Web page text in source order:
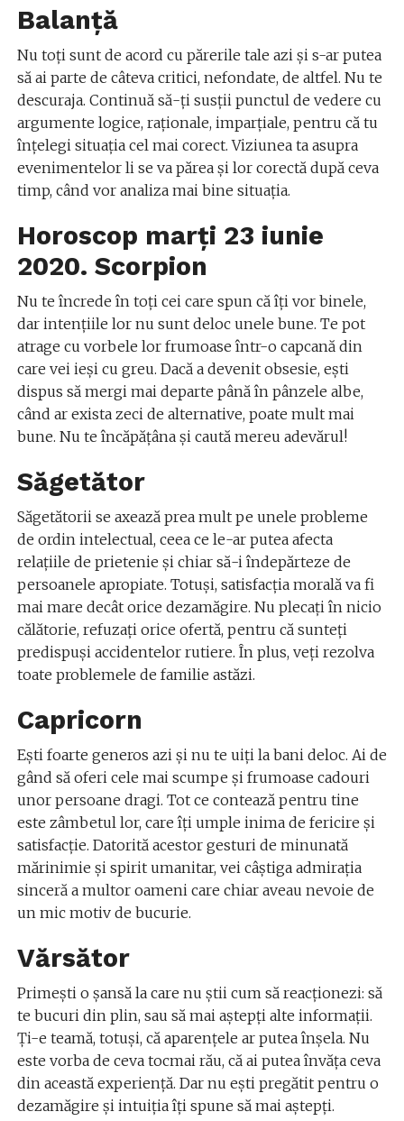
Balanță
Nu toți sunt de acord cu părerile tale azi și s-ar putea
să ai parte de câteva critici, nefondate, de altfel. Nu te
descuraja. Continuă să-ţi susţii punctul de vedere cu
argumente logice, raţionale, imparţiale, pentru că tu
înţelegi situaţia cel mai corect. Viziunea ta asupra
evenimentelor li se va părea și lor corectă după ceva
timp, când vor analiza mai bine situația.
Horoscop marți 23 iunie
2020. Scorpion
Nu te încrede în toți cei care spun că îți vor binele,
dar intențiile lor nu sunt deloc unele bune. Te pot
atrage cu vorbele lor frumoase într-o capcană din
care vei ieși cu greu. Dacă a devenit obsesie, eşti
dispus să mergi mai departe până în pânzele albe,
când ar exista zeci de alternative, poate mult mai
bune. Nu te încăpățâna și caută mereu adevărul!
Săgetător
Săgetătorii se axează prea mult pe unele probleme
de ordin intelectual, ceea ce le-ar putea afecta
relațiile de prietenie și chiar să-i îndepărteze de
persoanele apropiate. Totuși, satisfacția morală va fi
mai mare decât orice dezamăgire. Nu plecați în nicio
călătorie, refuzați orice ofertă, pentru că sunteți
predispuși accidentelor rutiere. În plus, veți rezolva
toate problemele de familie astăzi.
Capricorn
Ești foarte generos azi și nu te uiți la bani deloc. Ai de
gând să oferi cele mai scumpe și frumoase cadouri
unor persoane dragi. Tot ce contează pentru tine
este zâmbetul lor, care îți umple inima de fericire și
satisfacție. Datorită acestor gesturi de minunată
mărinimie şi spirit umanitar, vei câştiga admiraţia
sinceră a multor oameni care chiar aveau nevoie de
un mic motiv de bucurie.
Vărsător
Primești o șansă la care nu știi cum să reacționezi: să
te bucuri din plin, sau să mai aștepți alte informații.
Ți-e teamă, totuși, că aparențele ar putea înșela. Nu
este vorba de ceva tocmai rău, că ai putea învăța ceva
din această experiență. Dar nu ești pregătit pentru o
dezamăgire și intuiția îți spune să mai aștepți.